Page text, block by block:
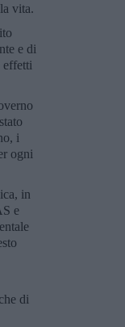
vita.
e di
effetti
i
ogni
in
e
di